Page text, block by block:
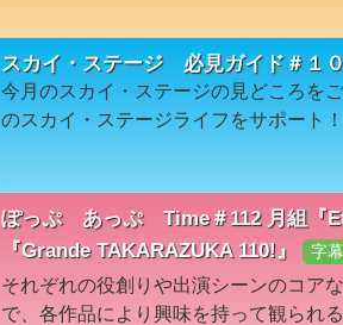
スカイ・ステージ 必見ガイド＃１
今月のスカイ・ステージの見どころを
のスカイ・ステージライフをサポート！
ぽっぷ あっぷ Time＃112 月組『
『Grande TAKARAZUKA 110!』
字幕
それぞれの役創りや出演シーンのコア
で、各作品により興味を持って観られ